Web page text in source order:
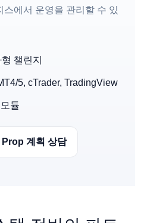
에서 운영을 관리할 수 있
챌린지
5, cTrader, TradingView
듈
Prop 계획 상담